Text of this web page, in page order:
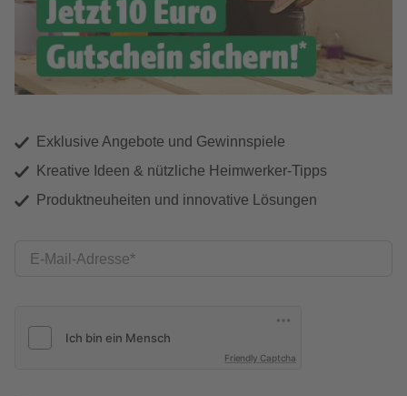
Exklusive Angebote und Gewinnspiele
Kreative Ideen & nützliche Heimwerker-Tipps
Produktneuheiten und innovative Lösungen
E-Mail-Adresse
Friendly Captcha